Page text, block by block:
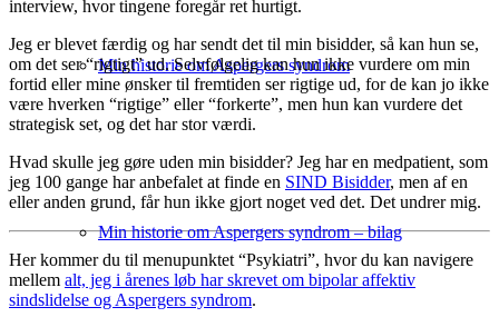
Min historie om Aspergers syndrom
Min historie om Aspergers syndrom – bilag
interview, hvor tingene foregår ret hurtigt.
Jeg er blevet færdig og har sendt det til min bisidder, så kan hun se,
om det ser “rigtigt” ud. Selvfølgelig kan hun ikke vurdere om min
fortid eller mine ønsker til fremtiden ser rigtige ud, for de kan jo ikke
være hverken “rigtige” eller “forkerte”, men hun kan vurdere det
strategisk set, og det har stor værdi.
Hvad skulle jeg gøre uden min bisidder? Jeg har en medpatient, som
jeg 100 gange har anbefalet at finde en SIND Bisidder, men af en
eller anden grund, får hun ikke gjort noget ved det. Det undrer mig.
Her kommer du til menupunktet “Psykiatri”, hvor du kan navigere
mellem alt, jeg i årenes løb har skrevet om bipolar affektiv
sindslidelse og Aspergers syndrom.